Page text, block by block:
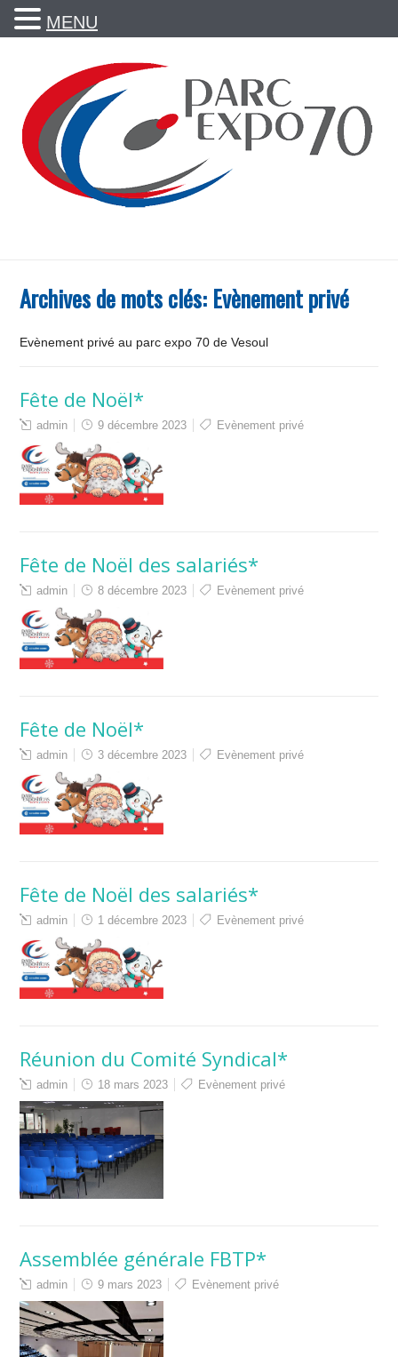
Archives de mots clés: Evènement privé
Evènement privé au parc expo 70 de Vesoul
Fête de Noël*
admin 9 décembre 2023 Evènement privé
Fête de Noël des salariés*
admin 8 décembre 2023 Evènement privé
Fête de Noël*
admin 3 décembre 2023 Evènement privé
Fête de Noël des salariés*
admin 1 décembre 2023 Evènement privé
Réunion du Comité Syndical*
admin 18 mars 2023 Evènement privé
Assemblée générale FBTP*
admin 9 mars 2023 Evènement privé
MENU